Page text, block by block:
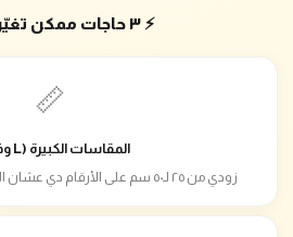
⚡ ٣ حاجات ممكن تغيّر الكمية
📏
المقاسات الكبيرة (L وفوق)
زودي من ٢٥ لـ٥٠ سم على الأرقام دي عشان التصميم يظبط وما يضيقش